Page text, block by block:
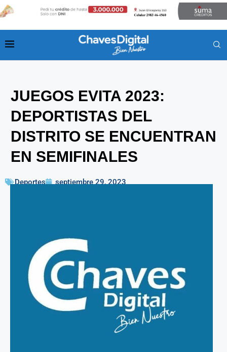
JUEGOS EVITA 2023:
DEPORTISTAS DEL
DISTRITO SE ENCUENTRAN
EN SEMIFINALES
Deportes septiembre 29, 2023